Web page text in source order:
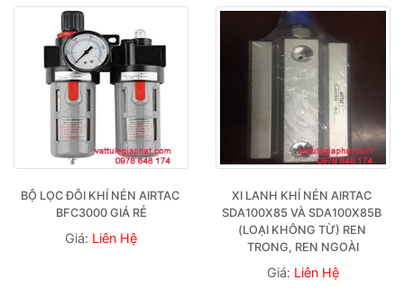
BỘ LỌC ĐÔI KHÍ NÉN AIRTAC
BFC3000 GIÁ RẺ
Giá: Liên Hệ
XI LANH KHÍ NÉN AIRTAC
SDA100X85 VÀ SDA100X85B
(LOẠI KHÔNG TỪ) REN
TRONG, REN NGOÀI
Giá: Liên Hệ